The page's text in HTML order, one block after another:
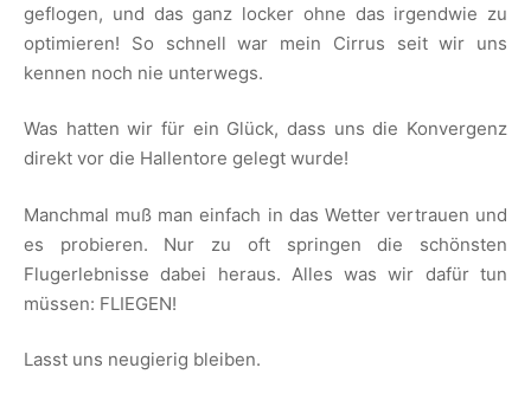
geflogen, und das ganz locker ohne das irgendwie zu
optimieren! So schnell war mein Cirrus seit wir uns
kennen noch nie unterwegs.
Was hatten wir für ein Glück, dass uns die Konvergenz
direkt vor die Hallentore gelegt wurde!
Manchmal muß man einfach in das Wetter vertrauen und
es probieren. Nur zu oft springen die schönsten
Flugerlebnisse dabei heraus. Alles was wir dafür tun
müssen: FLIEGEN!
Lasst uns neugierig bleiben.